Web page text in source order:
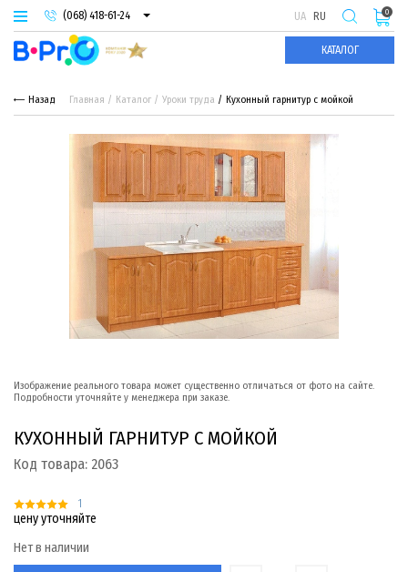
(068) 418-61-24
(093) 974-66-94
(095) 987-29-55
UA RU
КАТАЛОГ
0
Назад Главная Каталог Уроки труда Кухонный гарнитур с мойкой
Изображение реального товара может существенно отличаться от фото на сайте.
Подробности уточняйте у менеджера при заказе.
КУХОННЫЙ ГАРНИТУР С МОЙКОЙ
Код товара: 2063
1
цену уточняйте
Нет в наличии